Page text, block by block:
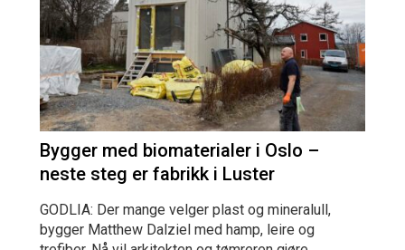
Bygger med biomaterialer i Oslo –
neste steg er fabrikk i Luster
GODLIA: Der mange velger plast og mineralull,
bygger Matthew Dalziel med hamp, leire og